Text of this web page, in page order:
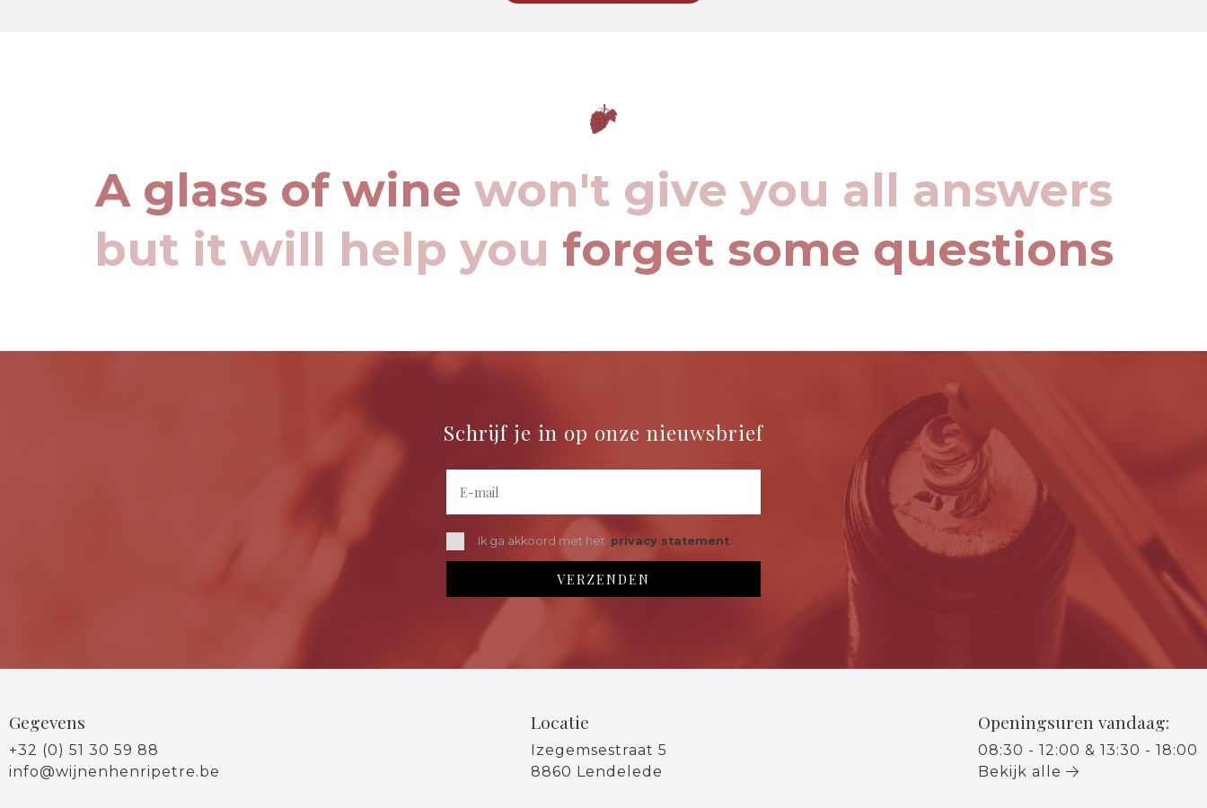
A glass of wine won't give you all answers
but it will help you forget some questions
Schrijf je in op onze nieuwsbrief
Ik ga akkoord met het privacy statement
Gegevens
+32 (0) 51 30 59 88
info@wijnenhenripetre.be
Locatie
Izegemsestraat 5
8860 Lendelede
Openingsuren vandaag:
08:30 - 12:00 & 13:30 - 18:00
Bekijk alle